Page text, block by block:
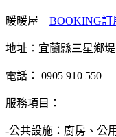
暖暖屋 BOOKING訂
地址：宜蘭縣三星鄉
電話： 0905 910 550
服務項目：
-公共設施：廚房、公